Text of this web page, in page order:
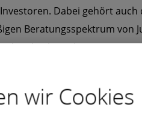
Dabei gehört auch
Beratungsspektrum von
bei komplexen
grenzüberschreitender
Petersen bei
wir Cookies